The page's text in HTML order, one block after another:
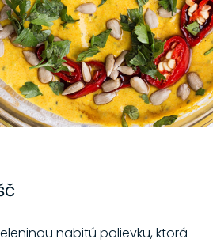
nabitú polievku, ktorá